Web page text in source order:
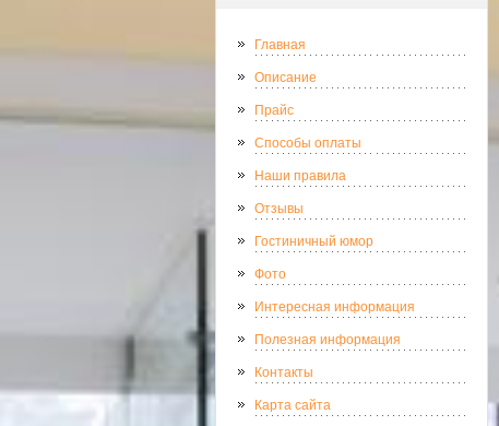
Главная
Описание
Прайс
Способы оплаты
Наши правила
Отзывы
Гостиничный юмор
Фото
Интересная информация
Полезная информация
Контакты
Карта сайта